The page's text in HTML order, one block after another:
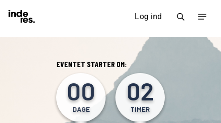
Log ind